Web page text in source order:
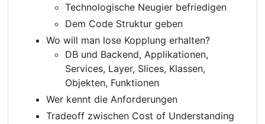
Technologische Neugier befriedigen
Dem Code Struktur geben
Wo will man lose Kopplung erhalten?
DB und Backend, Applikationen,
Services, Layer, Slices, Klassen,
Objekten, Funktionen
Wer kennt die Anforderungen
Tradeoff zwischen Cost of Understanding